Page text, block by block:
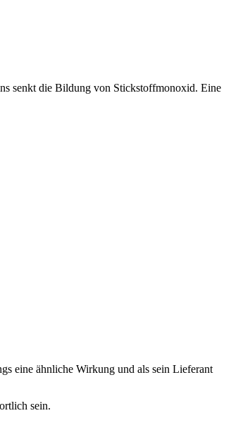
senkt die Bildung von Stickstoffmonoxid. Eine
eine ähnliche Wirkung und als sein Lieferant
sein.